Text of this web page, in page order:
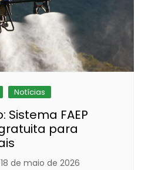
Notícias
Sistema FAEP
para
18 de maio de 2026